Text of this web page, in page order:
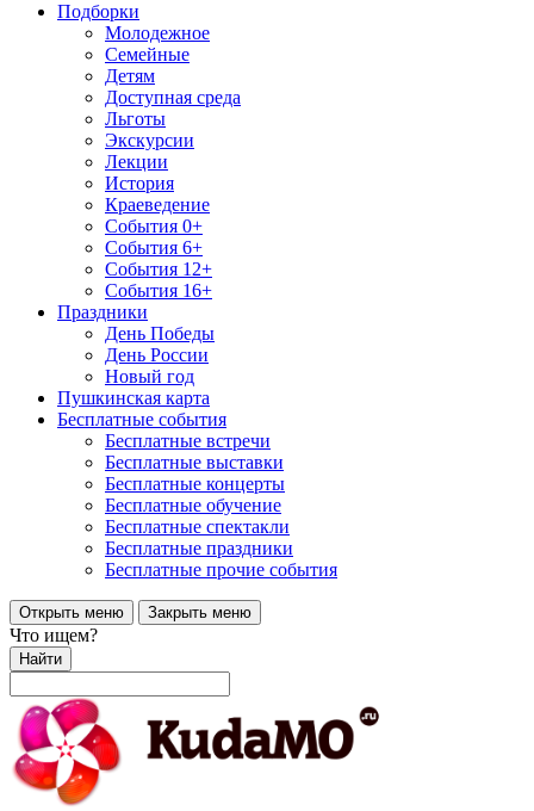
Подборки
Молодежное
Семейные
Детям
Доступная среда
Льготы
Экскурсии
Лекции
История
Краеведение
События 0+
События 6+
События 12+
События 16+
Праздники
День Победы
День России
Новый год
Пушкинская карта
Бесплатные события
Бесплатные встречи
Бесплатные выставки
Бесплатные концерты
Бесплатные обучение
Бесплатные спектакли
Бесплатные праздники
Бесплатные прочие события
Открыть меню Закрыть меню
Что ищем?
Найти